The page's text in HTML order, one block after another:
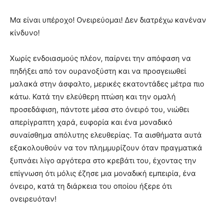
Μα είναι υπέροχο! Ονειρεύομαι! Δεν διατρέχω κανέναν
κίνδυνο!
Χωρίς ενδοιασμούς πλέον, παίρνει την απόφαση να
πηδήξει από τον ουρανοξύστη και να προσγειωθεί
μαλακά στην άσφαλτο, μερικές εκατοντάδες μέτρα πιο
κάτω. Κατά την ελεύθερη πτώση και την ομαλή
προσεδάφιση, πάντοτε μέσα στο όνειρό του, νιώθει
απερίγραπτη χαρά, ευφορία και ένα μοναδικό
συναίσθημα απόλυτης ελευθερίας. Τα αισθήματα αυτά
εξακολουθούν να τον πλημμυρίζουν όταν πραγματικά
ξυπνάει λίγο αργότερα στο κρεβάτι του, έχοντας την
επίγνωση ότι μόλις έζησε μια μοναδική εμπειρία, ένα
όνειρο, κατά τη διάρκεια του οποίου ήξερε ότι
ονειρευόταν!